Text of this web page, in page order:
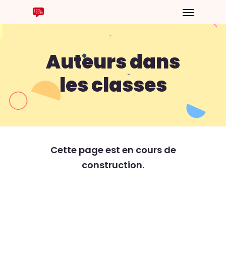
Auteurs dans
les classes
Cette page est en cours de
construction.